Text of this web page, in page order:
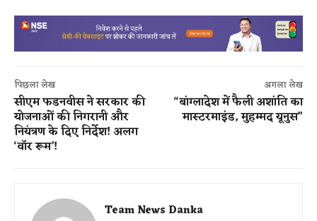
पिछला लेख
सीएम फडनवीस ने सरकार की
योजनाओं की निगरानी और
नियंत्रण के दिए निर्देश! अलग
‘वॉर रूम’!
अगला लेख
“बांग्लादेश में फैली अशांति का
मास्टरमाइंड, मुहम्मद यूनुस”
Team News Danka